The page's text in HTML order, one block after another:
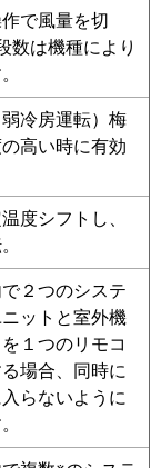
ERMP160KL5
PKZX-
HRMP160K4
PKZX-
HRMP160KL2
ERMP160K2
PKZX-
ERMP160KZ
PKZX-
ERMP160KLY
HRMP160KLV
で風量を切
数は機種により
冷房運転）梅
高い時に有効
度シフトし、
２つのシステ
ットと室外機
１つのリモコ
場合、同時に
らないように